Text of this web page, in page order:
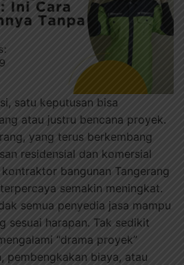
satu keputusan bisa
atau justru bencana proyek.
yang terus berkembang
residensial dan komersial
bangunan Tangerang
semakin meningkat.
semua penyedia jasa mampu
sesuai harapan. Tak sedikit
“drama proyek”
pembengkakan biaya, atau